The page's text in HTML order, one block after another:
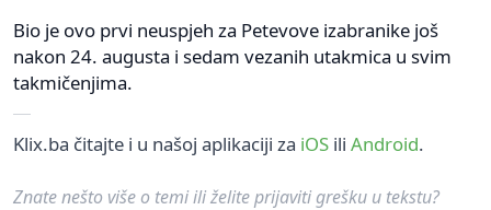
Bio je ovo prvi neuspjeh za Petevove izabranike još
nakon 24. augusta i sedam vezanih utakmica u svim
takmičenjima.
Klix.ba čitajte i u našoj aplikaciji za iOS ili Android.
Znate nešto više o temi ili želite prijaviti grešku u tekstu?